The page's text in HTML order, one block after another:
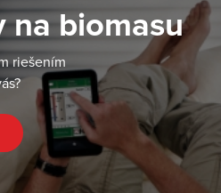
na biomasu
riešením